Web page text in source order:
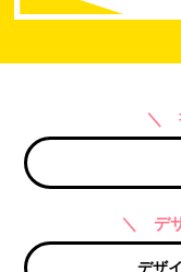
＼
＼ デ
デザ